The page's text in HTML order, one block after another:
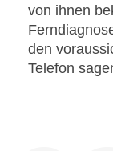
von ihnen
den
Telefon